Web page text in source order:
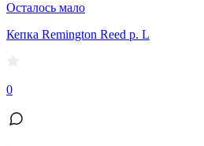
Осталось мало
Кепка Remington Reed р. L
0